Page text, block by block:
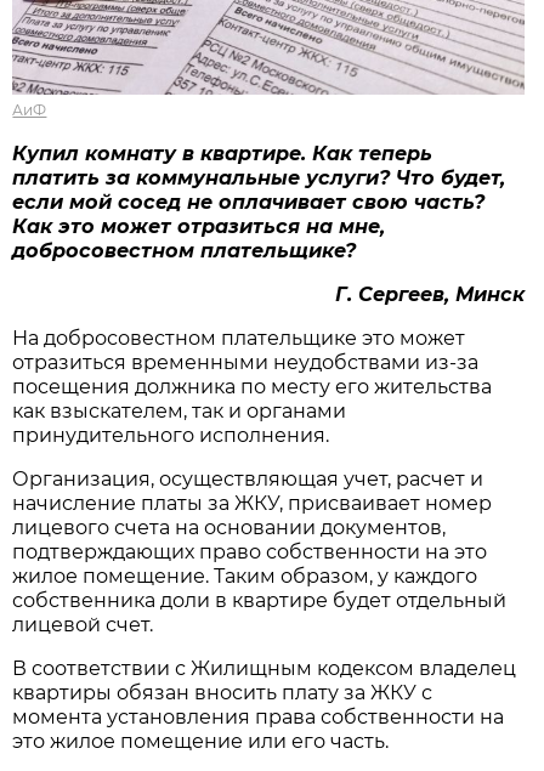
АиФ
Купил комнату в квартире. Кактеперь
платить закоммунальные услуги? Что будет,
еслимой сосед не оплачивает свою часть?
Как это может отразиться намне,
добросовестном плательщике?
Г. Сергеев, Минск
На добросовестном плательщике это может
отразиться временными неудобствами из-за
посещения должника по месту его жительства
как взыскателем, так и органами
принудительного исполнения.
Организация, осуществляющая учет, расчет и
начисление платы за ЖКУ, присваивает номер
лицевого счета на основании документов,
подтверждающих право собственности на это
жилое помещение. Таким образом, у каждого
собственника доли в квартире будет отдельный
лицевой счет.
В соответствии с Жилищным кодексом владелец
квартиры обязан вносить плату за ЖКУ с
момента установления права собственности на
это жилое помещение или его часть.